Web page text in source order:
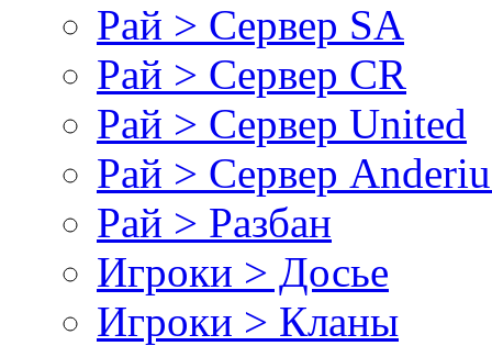
Рай > Сервер SA
Рай > Сервер CR
Рай > Сервер United
Рай > Сервер
Рай > Разбан
Игроки > Досье
Игроки > Кланы